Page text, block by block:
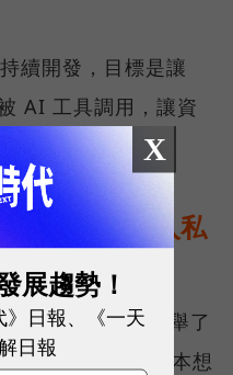
續開發，目標是讓
AI 工具調用，讓資
公司如何導入私
麼模樣？劉文義舉了
例。這家公司原本想
X
展趨勢！
日報、《一天
日報